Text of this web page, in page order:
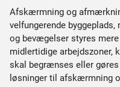
Afskærmning og
velfungerende
og bevægelser styres
midlertidige arbejdszoner,
skal begrænses eller gøres
løsninger til afskærmning